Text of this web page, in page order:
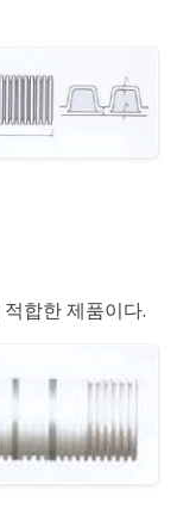
합한 제품이다.